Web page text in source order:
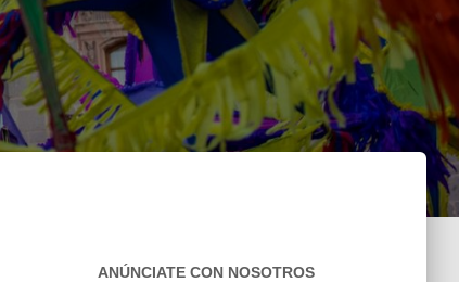
ANÚNCIATE CON NOSOTROS